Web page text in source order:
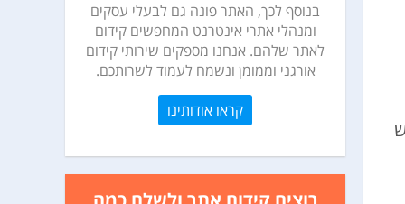
בנוסף לכך, האתר פונה גם לבעלי עסקים
ומנהלי אתרי אינטרנט המחפשים קידום
לאתר שלהם. אנחנו מספקים שירותי קידום
אורגני וממומן ונשמח לעמוד לשרותכם.
קראו אודותינו